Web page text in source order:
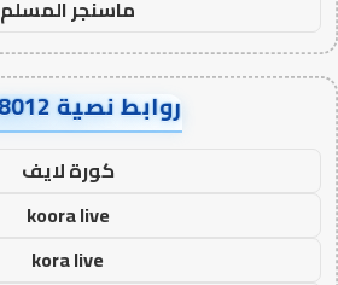
ماسنجر المسلم
روابط نصية AA18012
كورة لايف
koora live
kora live